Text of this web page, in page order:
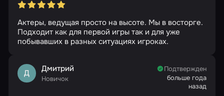
Актеры, ведущая просто на высоте. Мы в восторге.
Подходит как для первой игры так и для уже
побывавших в разных ситуациях игроках.
Д Дмитрий
Новичок
Подтвержден
больше года
назад